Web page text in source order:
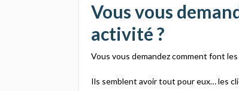
Vous vous
activité ?
Vous vous demandez comment font
Ils semblent avoir tout pour eux… les